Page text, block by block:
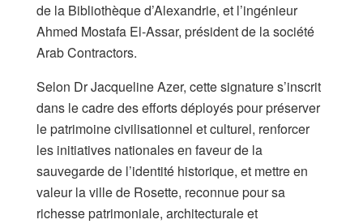
de la Bibliothèque d’Alexandrie, et l’ingénieur
Ahmed Mostafa El-Assar, président de la société
Arab Contractors.
Selon Dr Jacqueline Azer, cette signature s’inscrit
dans le cadre des efforts déployés pour préserver
le patrimoine civilisationnel et culturel, renforcer
les initiatives nationales en faveur de la
sauvegarde de l’identité historique, et mettre en
valeur la ville de Rosette, reconnue pour sa
richesse patrimoniale, architecturale et